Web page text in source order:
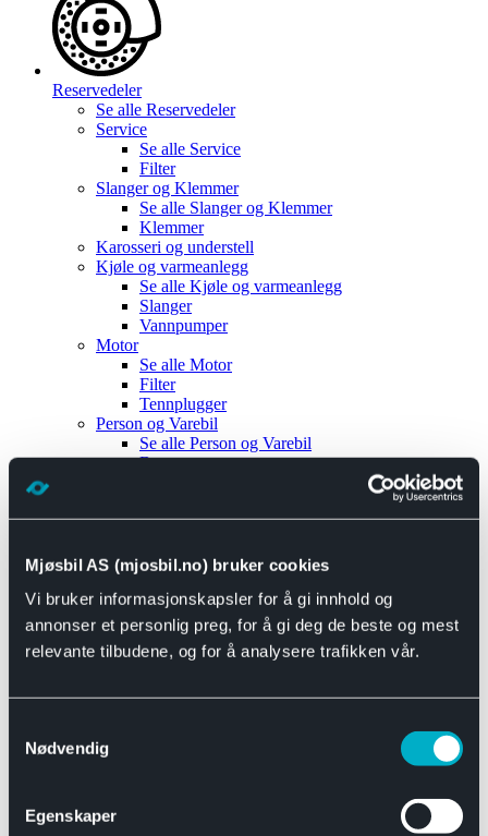
Mjøsbil AS (mjosbil.no) bruker cookies
Vi bruker informasjonskapsler for å gi innhold og
annonser et personlig preg, for å gi deg de beste og mest
relevante tilbudene, og for å analysere trafikken vår.
Nødvendig
Egenskaper
Reservedeler
Se alle Reservedeler
Service
Se alle Service
Filter
Slanger og Klemmer
Se alle Slanger og Klemmer
Klemmer
Karosseri og understell
Kjøle og varmeanlegg
Se alle Kjøle og varmeanlegg
Slanger
Vannpumper
Motor
Se alle Motor
Filter
Tennplugger
Person og Varebil
Se alle Person og Varebil
Brems
Motor og drivverk
Se alle Universal
Bremsedeler
Se alle Bremsedeler
Bremsenippler
Drivline og motor
Se alle Drivline og motor
Eksosanlegg